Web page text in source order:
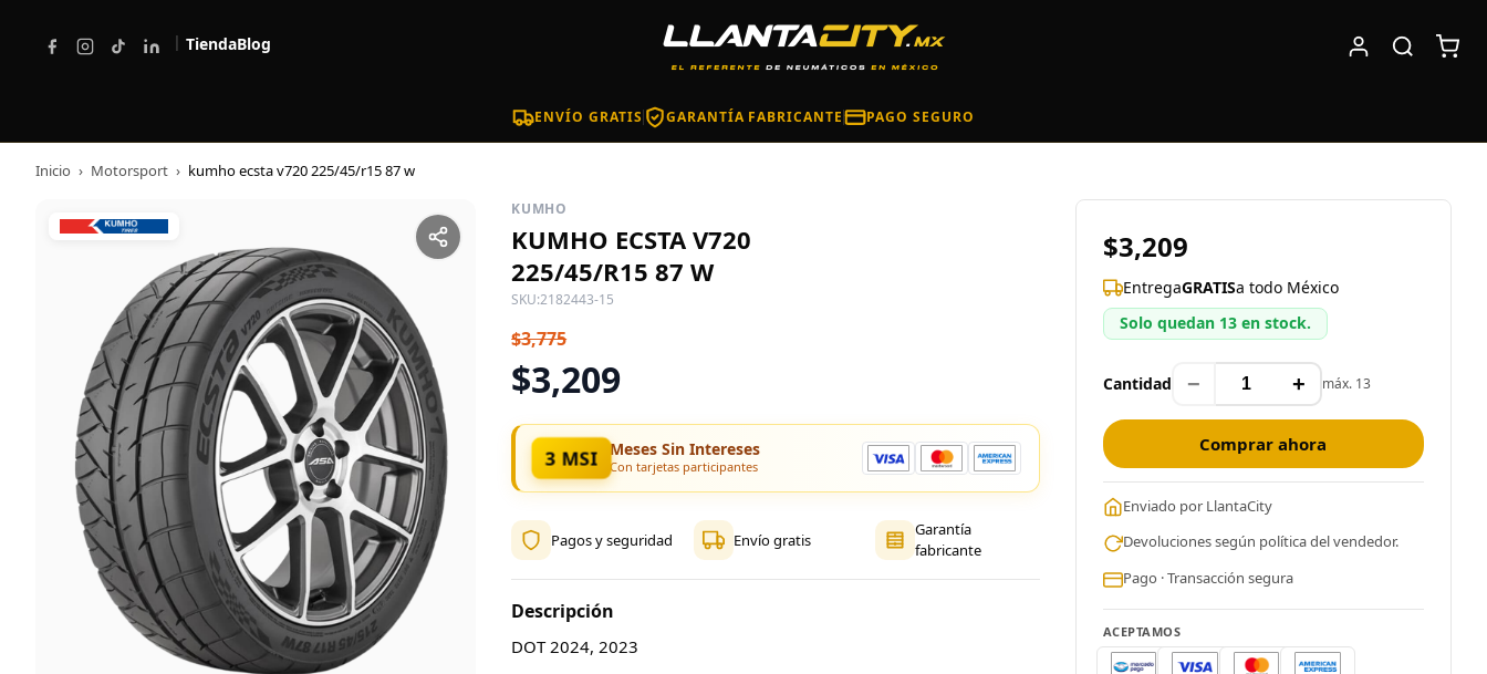
| TiendaBlog
ENVÍO GRATIS GARANTÍA FABRICANTE PAGO SEGURO
Inicio › Motorsport › kumho ecsta v720 225/45/r15 87 w
KUMHO
KUMHO ECSTA V720
225/45/R15 87 W
SKU:2182443-15
$3,775
$3,209
3 MSI Meses Sin Intereses
Con tarjetas participantes
Pagos y seguridad Envío gratis
Garantía
fabricante
Descripción
DOT 2024, 2023
$3,209
EntregaGRATISa todo México
Solo quedan 13 en stock.
Cantidad − + máx. 13
Comprar ahora
Enviado por LlantaCity
Devoluciones según política del vendedor.
Pago · Transacción segura
ACEPTAMOS